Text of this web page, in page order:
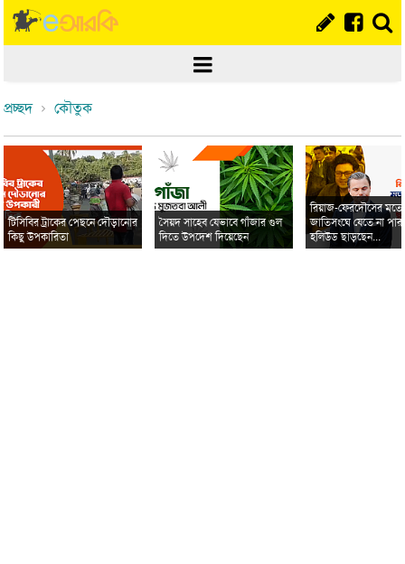
প্রচ্ছদ কৌতুক
টিসিবির ট্রাকের পেছনে দৌড়ানোর
কিছু উপকারিতা
সৈয়দ সাহেব যেভাবে গাঁজার গুল
দিতে উপদেশ দিয়েছেন
রিয়াজ-ফেরদৌসের মতো
জাতিসংঘে যেতে না
হলিউড ছাড়ছেন...